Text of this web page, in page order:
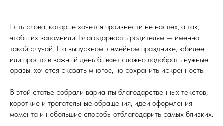
Есть слова, которые хочется произнести не наспех, а так,
чтобы их запомнили. Благодарность родителям — именно
такой случай. На выпускном, семейном празднике, юбилее
или просто в важный день бывает сложно подобрать нужные
фразы: хочется сказать многое, но сохранить искренность.
В этой статье собрали варианты благодарственных текстов,
короткие и трогательные обращения, идеи оформления
момента и небольшие способы отблагодарить самых близких.